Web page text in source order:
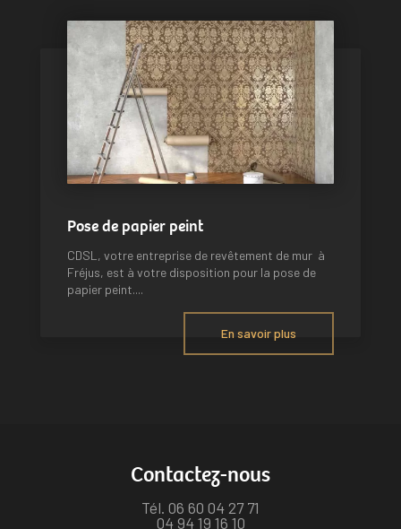
Pose de papier peint
CDSL, votre entreprise de revêtement de mur à
Fréjus, est à votre disposition pour la pose de
papier peint....
En savoir plus
Contactez-nous
Tél. 06 60 04 27 71
04 94 19 16 10